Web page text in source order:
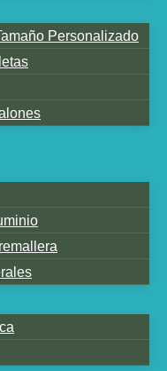
Personalizado
Mylar